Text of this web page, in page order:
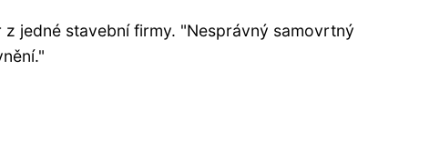
jedné stavební firmy. "Nesprávný samovrtný